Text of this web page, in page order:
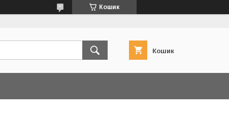
Кошик
Кошик